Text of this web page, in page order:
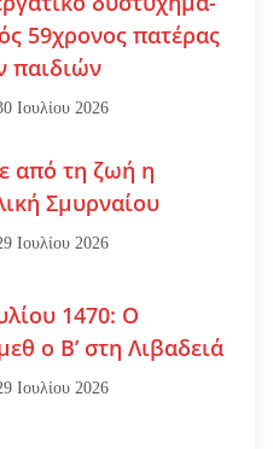
59χρονος πατέρας
παιδιών
Ιουλίου 2026
από τη ζωή η
Σμυρναίου
Ιουλίου 2026
1470: Ο
ο Β’ στη Λιβαδειά
Ιουλίου 2026